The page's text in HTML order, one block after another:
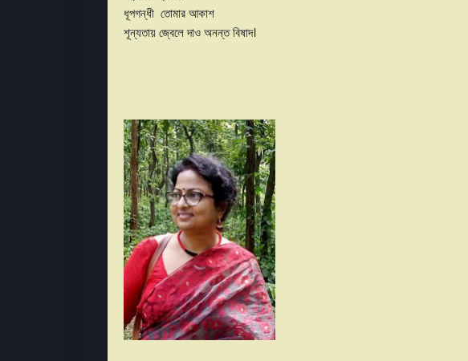
ধূপগন্ধী তোমার আকাশ
শূন্যতায় জ্বেলে দাও অনন্ত বিষাদ।